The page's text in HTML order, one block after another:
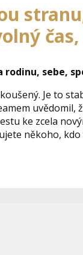
čas,
rodinu, sebe,
Je to
uvědomil,
ke zcela
někoho,